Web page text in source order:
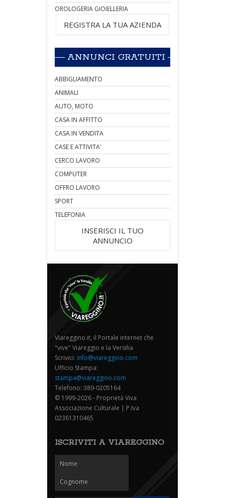
OROLOGERIA GIOIELLERIA
REGISTRA LA TUA AZIENDA
ANNUNCI GRATUITI
ABBIGLIAMENTO
ANIMALI
AUTO, MOTO
CASA IN AFFITTO
CASA IN VENDITA
CASE E ATTIVITA'
CERCO LAVORO
COMPUTER
OFFRO LAVORO
SPORT
TELEFONIA
INSERISCI IL TUO
ANNUNCIO
Viareggino.it, il Portale internet che
"vive" Viareggio e la Versilia
Scrivici: info@viareggino.com
Ufficio Stampa:
stampa@viareggino.com
Telefono: 389-0205164
© 1999-2026 - Proprietà Viva
Associazione Culturale | P.Iva
02361310465
ISCRIVITI A VIAREGGINO